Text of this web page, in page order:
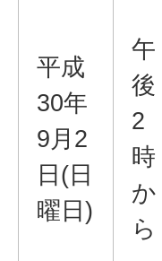
平成
30年
9月2
日(日
曜日)
午
後
2
時
か
ら